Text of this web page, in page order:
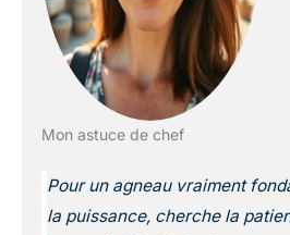
Mon astuce de chef
Pour un agneau vraiment
la puissance, cherche la